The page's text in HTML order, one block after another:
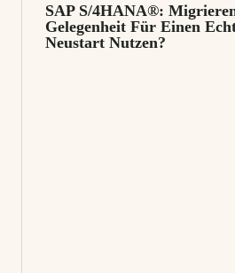
SAP S/4HANA®:
Gelegenheit Für Einen
Neustart Nutzen?